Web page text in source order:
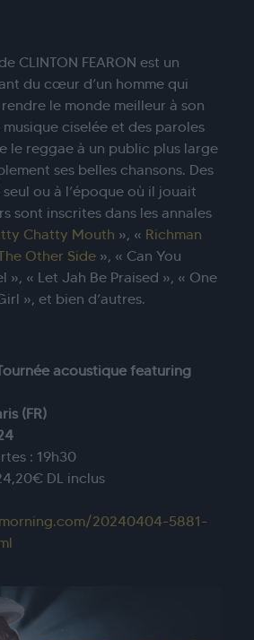
CLINTON FEARON est un
du cœur d’un homme qui
le monde meilleur à son
ciselée et des paroles
le reggae à un public plus large
ses belles chansons. Des
ou à l’époque où il jouait
sont inscrites dans les annales
Chatty Mouth », « Richman
Other Side», « Can You
», « Let Jah Be Praised », « One
», et bien d’autres.
acoustique featuring
(FR)
: 19h30
DL inclus
20240404-5881-